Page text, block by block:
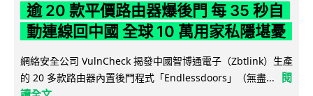
逾 20 款平價路由器爆後門 每 35 秒自
動連線回中國 全球 10 萬用家私隱堪憂
網絡安全公司 VulnCheck 揭發中國智博通電子（Zbtlink）生產
的 20 多款路由器內置後門程式「Endlessdoors」（無盡...
閱